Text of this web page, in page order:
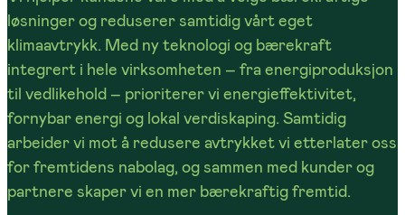
løsninger og reduserer samtidig vårt eget
klimaavtrykk. Med ny teknologi og bærekraft
integrert i hele virksomheten – fra energiproduksjon
til vedlikehold – prioriterer vi energieffektivitet,
fornybar energi og lokal verdiskaping. Samtidig
arbeider vi mot å redusere avtrykket vi etterlater oss
for fremtidens nabolag, og sammen med kunder og
partnere skaper vi en mer bærekraftig fremtid.